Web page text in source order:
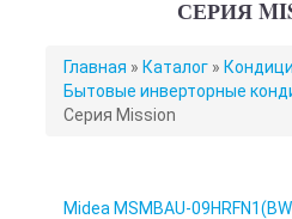
СЕРИЯ
ВЫ
ЗДЕСЬ
Главная » Каталог »
Бытовые инверторные
Серия Mission
Midea MSMBAU-